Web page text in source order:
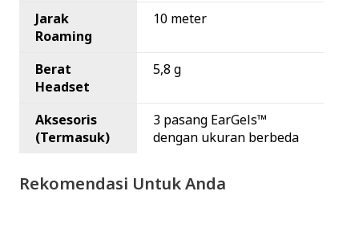
Jarak
Roaming
10 meter
Berat
Headset
5,8 g
Aksesoris
(Termasuk)
3 pasang EarGels™
dengan ukuran berbeda
Rekomendasi Untuk Anda